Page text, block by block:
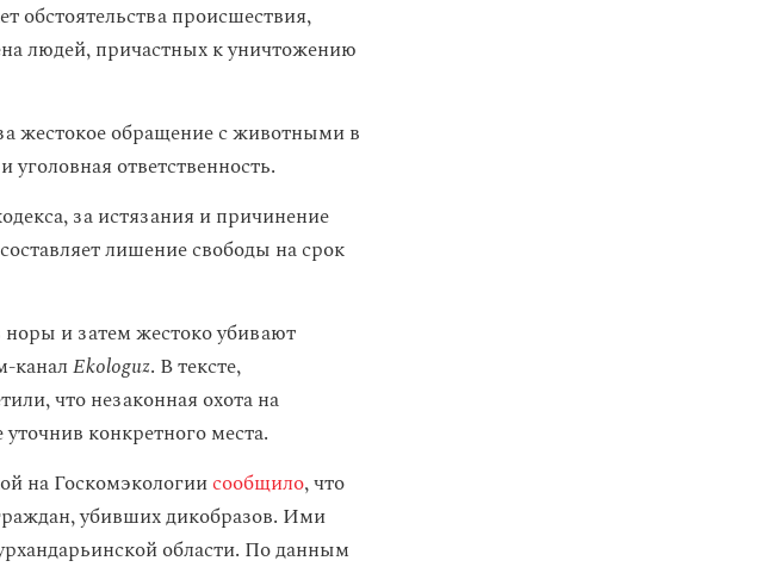
обстоятельства происшествия,
людей, причастных к уничтожению
жестокое обращение с животными в
ответственность.
за истязания и причинение
лишение свободы на срок
и затем жестоко убивают
каналEkologuz. В тексте,
что незаконная охота на
конкретного места.
на Госкомэкологиисообщило, что
убивших дикобразов. Ими
области. По данным